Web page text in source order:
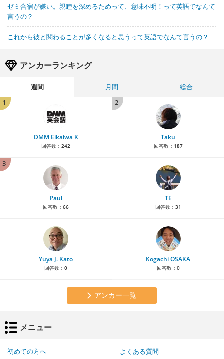
ゼミ合宿が嫌い。親睦を深めるためって、意味不明！って英語でなんて
言うの？
これから彼と関わることが多くなると思うって英語でなんて言うの？
アンカーランキング
週間 月間
総合
1
DMM Eikaiwa K
回答数： 242
2
Taku
回答数： 187
3
Paul
回答数： 66
TE
回答数： 31
Yuya J. Kato
回答数： 0
Kogachi OSAKA
回答数： 0
アンカー一覧
メニュー
初めての方へ よくある質問